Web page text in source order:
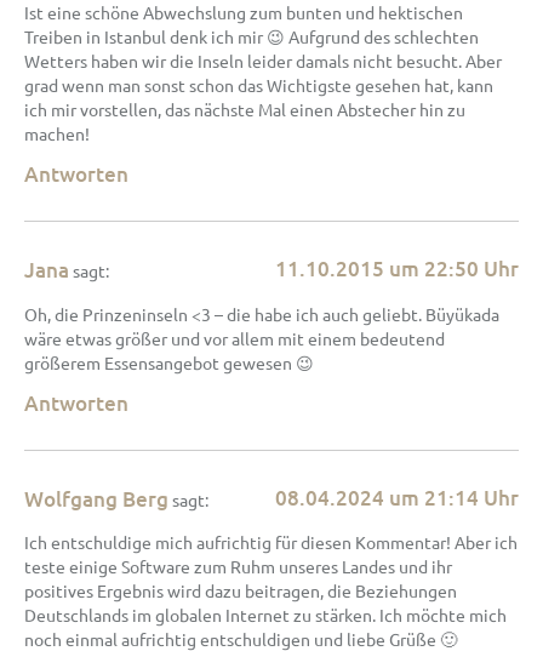
Ist eine schöne Abwechslung zum bunten und hektischen
Treiben in Istanbul denk ich mir 😉 Aufgrund des schlechten
Wetters haben wir die Inseln leider damals nicht besucht. Aber
grad wenn man sonst schon das Wichtigste gesehen hat, kann
ich mir vorstellen, das nächste Mal einen Abstecher hin zu
machen!
Antworten
Jana sagt: 11.10.2015 um 22:50 Uhr
Oh, die Prinzeninseln <3 – die habe ich auch geliebt. Büyükada
wäre etwas größer und vor allem mit einem bedeutend
größerem Essensangebot gewesen 😉
Antworten
Wolfgang Berg sagt: 08.04.2024 um 21:14 Uhr
Ich entschuldige mich aufrichtig für diesen Kommentar! Aber ich
teste einige Software zum Ruhm unseres Landes und ihr
positives Ergebnis wird dazu beitragen, die Beziehungen
Deutschlands im globalen Internet zu stärken. Ich möchte mich
noch einmal aufrichtig entschuldigen und liebe Grüße 🙂